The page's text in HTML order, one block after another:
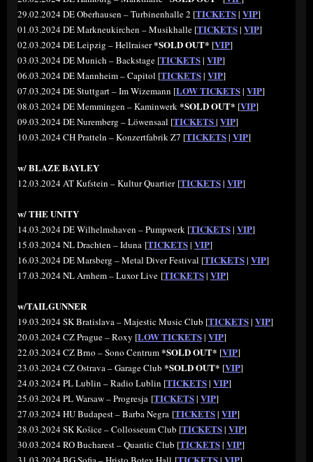
29.02.2024 DE Oberhausen – Turbinenhalle 2 [TICKETS| VIP]
01.03.2024 DE Markneukirchen – Musikhalle [TICKETS| VIP]
02.03.2024 DE Leipzig – Hellraiser*SOLD OUT* [VIP]
03.03.2024 DE Munich – Backstage [TICKETS| VIP]
06.03.2024 DE Mannheim – Capitol [TICKETS| VIP]
07.03.2024 DE Stuttgart – Im Wizemann [LOW TICKETS| VIP]
08.03.2024 DE Memmingen – Kaminwerk*SOLD OUT* [VIP]
09.03.2024 DE Nuremberg – Löwensaal [TICKETS| VIP]
10.03.2024 CH Pratteln – Konzertfabrik Z7 [TICKETS| VIP]
w/ BLAZE BAYLEY
12.03.2024 AT Kufstein – Kultur Quartier [TICKETS| VIP]
w/ THE UNITY
14.03.2024 DE Wilhelmshaven – Pumpwerk [TICKETS| VIP]
15.03.2024 NL Drachten – Iduna [TICKETS| VIP]
16.03.2024 DE Marsberg – Metal Diver Festival [TICKETS| VIP]
17.03.2024 NL Arnhem – Luxor Live [TICKETS| VIP]
w/TAILGUNNER
19.03.2024 SK Bratislava – Majestic Music Club [TICKETS| VIP]
20.03.2024 CZ Prague – Roxy [LOW TICKETS| VIP]
22.03.2024 CZ Brno – Sono Centrum*SOLD OUT* [VIP]
23.03.2024 CZ Ostrava – Garage Club *SOLD OUT* [VIP]
24.03.2024 PL Lublin – Radio Lublin [TICKETS| VIP]
25.03.2024 PL Warsaw – Progresja [TICKETS| VIP]
27.03.2024 HU Budapest – Barba Negra [TICKETS| VIP]
28.03.2024 SK Košice – Collosseum Club [TICKETS| VIP]
30.03.2024 RO Bucharest – Quantic Club [TICKETS| VIP]